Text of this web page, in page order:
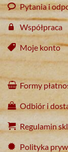
Pytania i
Współpraca
Moje konto
Formy
Odbiór i
Regulamin
Polityka